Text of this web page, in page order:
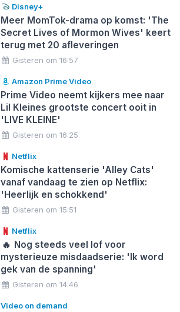
Disney+
Meer MomTok-drama op komst: 'The
Secret Lives of Mormon Wives' keert
terug met 20 afleveringen
Gisteren om 16:57
Amazon Prime Video
Prime Video neemt kijkers mee naar
Lil Kleines grootste concert ooit in
'LIVE KLEINE'
Gisteren om 16:25
Netflix
Komische kattenserie 'Alley Cats'
vanaf vandaag te zien op Netflix:
'Heerlijk en schokkend'
Gisteren om 15:51
Netflix
🔥 Nog steeds veel lof voor
mysterieuze misdaadserie: 'Ik word
gek van de spanning'
Gisteren om 14:46
Video on demand